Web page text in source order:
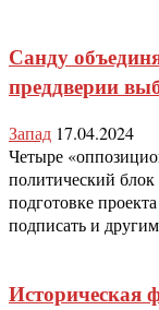
Санду
преддверии
Запад 17.04.2024
Четыре
политический
подготовке
подписать и
Историческая